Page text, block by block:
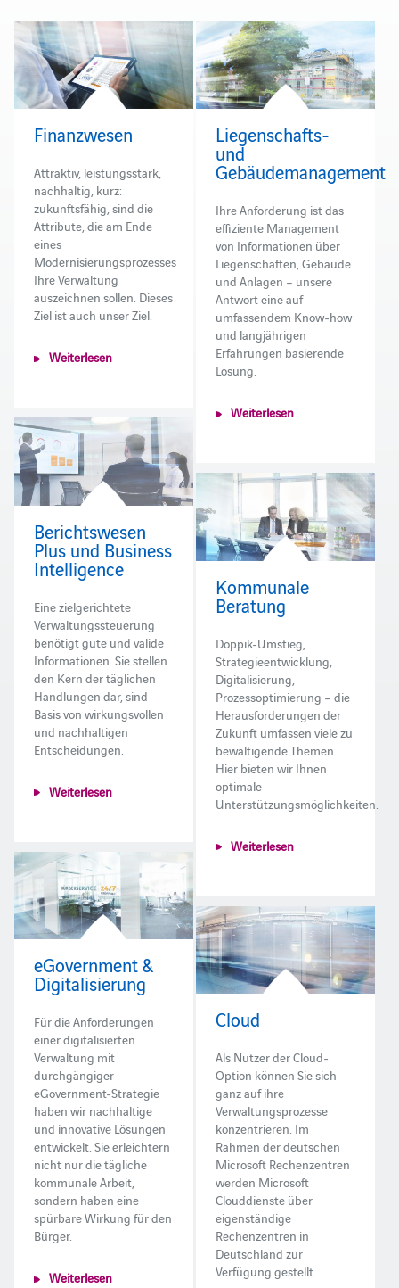
Finanzwesen
Attraktiv, leistungsstark,
nachhaltig, kurz:
zukunftsfähig, sind die
Attribute, die am Ende
eines
Modernisierungsprozesses
Ihre Verwaltung
auszeichnen sollen. Dieses
Ziel ist auch unser Ziel.
Weiterlesen
Liegenschafts-
und
Gebäudemanagement
Ihre Anforderung ist das
effiziente Management
von Informationen über
Liegenschaften, Gebäude
und Anlagen – unsere
Antwort eine auf
umfassendem Know-how
und langjährigen
Erfahrungen basierende
Lösung.
Weiterlesen
Berichtswesen
Plus und Business
Intelligence
Eine zielgerichtete
Verwaltungssteuerung
benötigt gute und valide
Informationen. Sie stellen
den Kern der täglichen
Handlungen dar, sind
Basis von wirkungsvollen
und nachhaltigen
Entscheidungen.
Weiterlesen
Kommunale
Beratung
Doppik-Umstieg,
Strategieentwicklung,
Digitalisierung,
Prozessoptimierung – die
Herausforderungen der
Zukunft umfassen viele zu
bewältigende Themen.
Hier bieten wir Ihnen
optimale
Unterstützungsmöglichkeiten.
Weiterlesen
eGovernment &
Digitalisierung
Für die Anforderungen
einer digitalisierten
Verwaltung mit
durchgängiger
eGovernment-Strategie
haben wir nachhaltige
und innovative Lösungen
entwickelt. Sie erleichtern
nicht nur die tägliche
kommunale Arbeit,
sondern haben eine
spürbare Wirkung für den
Bürger.
Weiterlesen
Cloud
Als Nutzer der Cloud-
Option können Sie sich
ganz auf ihre
Verwaltungsprozesse
konzentrieren. Im
Rahmen der deutschen
Microsoft Rechenzentren
werden Microsoft
Clouddienste über
eigenständige
Rechenzentren in
Deutschland zur
Verfügung gestellt.